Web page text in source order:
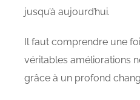
jusqu’à aujourd’hui.
Il faut comprendre une
véritables améliorations
grâce à un profond